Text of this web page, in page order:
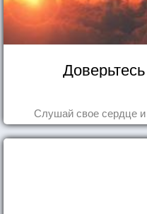
Слушай свое сердце и